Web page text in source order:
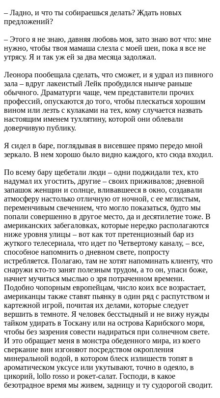
– Ладно, и что ты собираешься делать? Ждать новых
предложений?
– Этого я не знаю, давняя любовь моя, зато знаю вот что: мне
нужно, чтобы твоя мамаша слезла с моей шеи, пока я все не
утрясу. Я и так уж ей за два месяца задолжал.
Леонора пообещала сделать, что сможет, и я удрал из пивного
зала – вдруг лакеистый Лейк пробудился нынче раньше
обычного. Драматурги чаще, чем представители прочих
профессий, опускаются до того, чтобы плескаться хорошим
вином или лезть с кулаками на тех, кому случается назвать
настоящим именем тухлятину, которой они облевали
доверчивую публику.
Я сидел в баре, поглядывая в висевшее прямо передо мной
зеркало. В нем хорошо было видно каждого, кто сюда входил.
По всему бару щебетали люди – одни поджидали тех, кто
надумал их угостить, другие – своих приживалов; дневной
запашок женщин и солнце, вливавшееся в окно, создавали
атмосферу настолько отличную от ночной, с ее мглистым,
переменчивым свечением, что могло показаться, будто мы
попали совершенно в другое место, да и десятилетие тоже. В
американских забегаловках, которые нередко располагаются
ниже уровня улицы – вот как тот претенциозный бар из
жуткого телесериала, что идет по Четвертому каналу, – все,
способное напомнить о дневном свете, попросту
истребляется. Полагаю, там не хотят напоминать клиенту, что
снаружи кто-то занят полезным трудом, а то он, упаси боже,
начнет мучиться мыслью о зря потраченном времени.
Подобно чопорным европейцам, число коих все возрастает,
американцы также ставят пьянку в один ряд с распутством и
картежной игрой, почитая их делами, которые следует
вершить в темноте. Я человек бесстыдный и не вижу нужды
тайком удирать в Тоскану или на острова Карибского моря,
чтобы без зазрения совести надираться при солнечном свете.
И это обращает меня в монстра обеденного мира, из коего
сверкание вин изгоняют посредством окропления
минеральной водой, в котором блеск излишеств топят в
ароматическом уксусе или укутывают, точно в одеяло, в
цикорий, lollo rosso и рокет-салат. Господи, в какое
безотрадное время мы живем, задницу и ту судорогой сводит.